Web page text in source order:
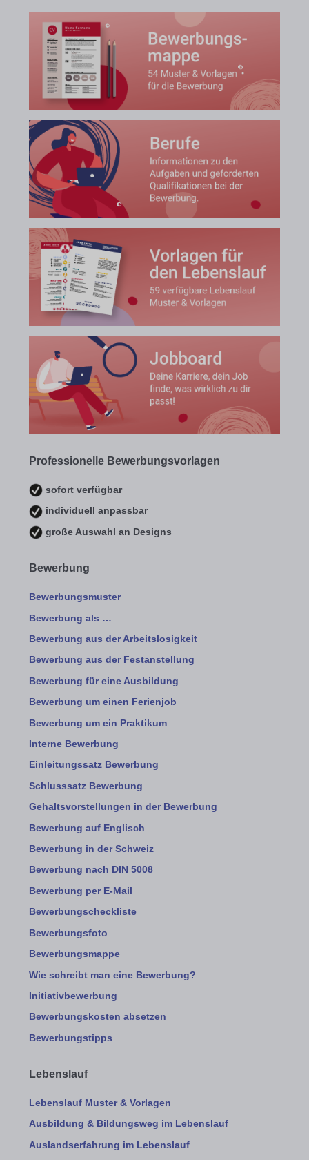
Professionelle Bewerbungsvorlagen
sofort verfügbar
individuell anpassbar
große Auswahl an Designs
Bewerbung
Bewerbungsmuster
Bewerbung als …
Bewerbung aus der Arbeitslosigkeit
Bewerbung aus der Festanstellung
Bewerbung für eine Ausbildung
Bewerbung um einen Ferienjob
Bewerbung um ein Praktikum
Interne Bewerbung
Einleitungssatz Bewerbung
Schlusssatz Bewerbung
Gehaltsvorstellungen in der Bewerbung
Bewerbung auf Englisch
Bewerbung in der Schweiz
Bewerbung nach DIN 5008
Bewerbung per E-Mail
Bewerbungscheckliste
Bewerbungsfoto
Bewerbungsmappe
Wie schreibt man eine Bewerbung?
Initiativbewerbung
Bewerbungskosten absetzen
Bewerbungstipps
Lebenslauf
Lebenslauf Muster & Vorlagen
Ausbildung & Bildungsweg im Lebenslauf
Auslandserfahrung im Lebenslauf